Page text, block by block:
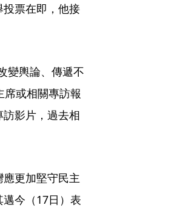
票在即，他接
變輿論、傳遞不
或相關專訪報
影片，過去相
更加堅守民主
今（17日）表